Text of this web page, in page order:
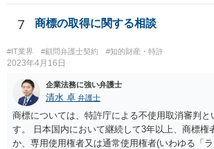
とを条件に割り引くサービスを提供していたケ
高評価と指示していなくても、全件報酬を支払
ーをさせるということになれば、結局はそれは
事業者が関与していると評価され「事業者による
断される余地は残るといえるでしょう。 あくま
るのです。 ※消費者庁のステマ規制の運用ガイ
www.caa.go.jp/policies/policy/representation/
ets/representation_cms216_230328_03.pdf の５
照
7 商標の取得に関する相談
#IT業界 #顧問弁護士契約 #知的財産・特許
2023年4月16日
企業法務に強い弁護士
清水 卓 弁護士
商標については、特許庁による不使用取消審判と
す。 日本国内において継続して3年以上、商標権
か、専用使用権者又は通常使用権者(いわゆる「